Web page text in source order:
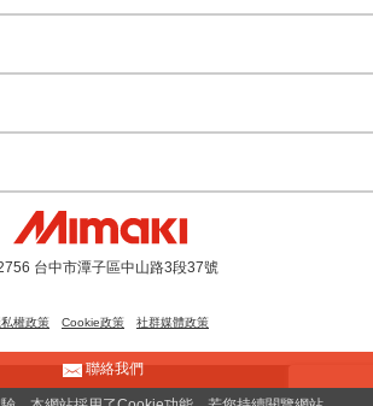
台中市潭子區中山路3段37號
權政策 Cookie政策 社群媒體政策
MIMAKI ENGINEERING(TAIWAN) CO., LTD.
聯絡我們